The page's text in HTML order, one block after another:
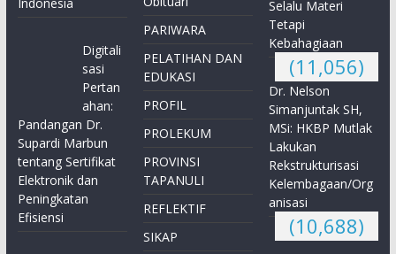
Digitali
sasi
Pertan
ahan:
Pandangan Dr.
Supardi Marbun
tentang Sertifikat
Elektronik dan
Peningkatan
Efisiensi
PARIWARA
PELATIHAN DAN
EDUKASI
PROFIL
PROLEKUM
PROVINSI
TAPANULI
REFLEKTIF
SIKAP
Selalu Materi
Tetapi
Kebahagiaan
(11,056)
Dr. Nelson
Simanjuntak SH,
MSi: HKBP Mutlak
Lakukan
Rekstrukturisasi
Kelembagaan/Org
anisasi
(10,688)